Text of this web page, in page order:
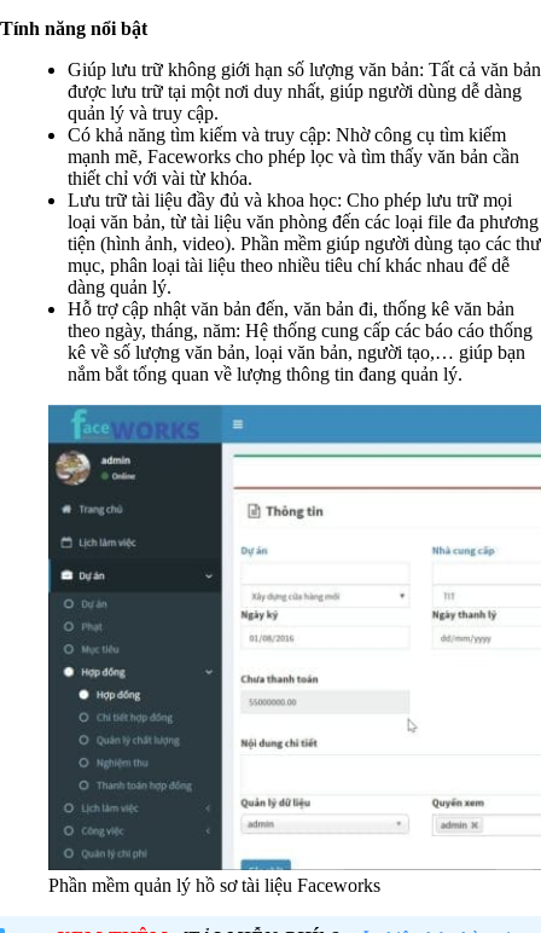
Tính năng nổi bật
Giúp lưu trữ không giới hạn số lượng văn bản: Tất cả văn bản
được lưu trữ tại một nơi duy nhất, giúp người dùng dễ dàng
quản lý và truy cập.
Có khả năng tìm kiếm và truy cập: Nhờ công cụ tìm kiếm
mạnh mẽ, Faceworks cho phép lọc và tìm thấy văn bản cần
thiết chỉ với vài từ khóa.
Lưu trữ tài liệu đầy đủ và khoa học: Cho phép lưu trữ mọi
loại văn bản, từ tài liệu văn phòng đến các loại file đa phương
tiện (hình ảnh, video). Phần mềm giúp người dùng tạo các thư
mục, phân loại tài liệu theo nhiều tiêu chí khác nhau để dễ
dàng quản lý.
Hỗ trợ cập nhật văn bản đến, văn bản đi, thống kê văn bản
theo ngày, tháng, năm: Hệ thống cung cấp các báo cáo thống
kê về số lượng văn bản, loại văn bản, người tạo,… giúp bạn
nắm bắt tổng quan về lượng thông tin đang quản lý.
Phần mềm quản lý hồ sơ tài liệu Faceworks